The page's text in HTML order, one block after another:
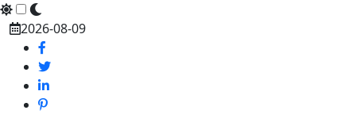
Skip
content
2026-08-09